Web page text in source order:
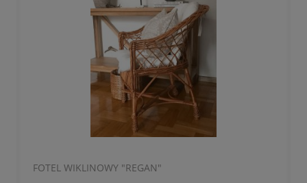
FOTEL WIKLINOWY "REGAN"